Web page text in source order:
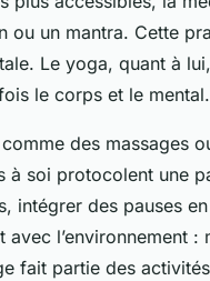
ou un mantra. Cette
Le yoga, quant à
le corps et le mental.
des massages
soi protocolent une
intégrer des pauses
l’environnement :
fait partie des